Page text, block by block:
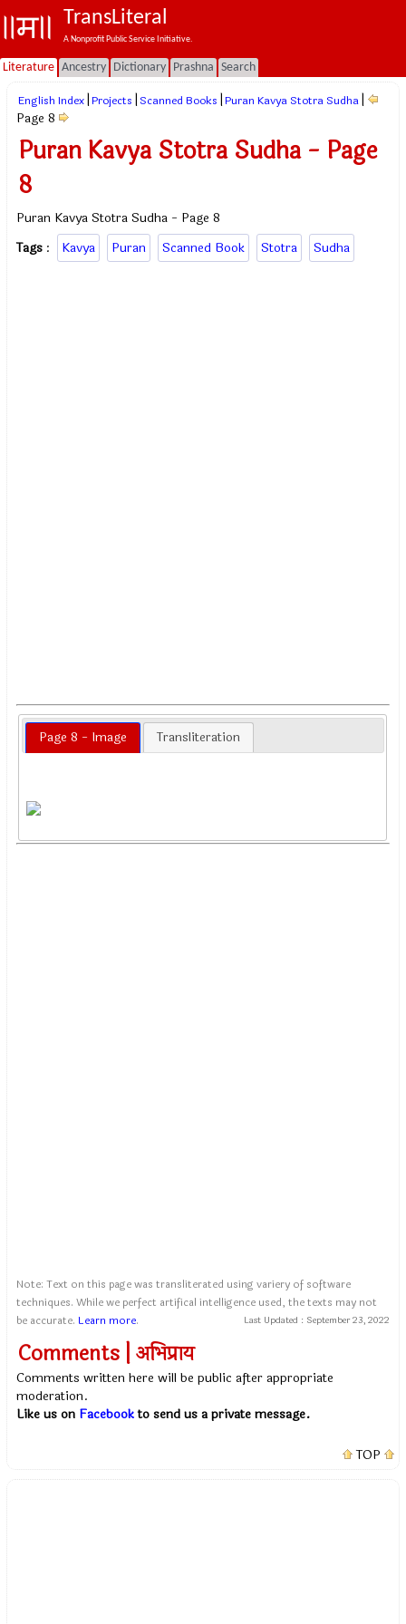
TransLiteral
A Nonprofit Public Service Initiative.
Literature Ancestry Dictionary Prashna Search
English Index Projects Scanned Books Puran Kavya Stotra Sudha
Page 8
Puran Kavya Stotra Sudha - Page
8
Puran Kavya Stotra Sudha - Page 8
Tags : Kavya Puran Scanned Book Stotra Sudha
Page 8 - Image Transliteration
Note: Text on this page was transliterated using variery of software
techniques. While we perfect artifical intelligence used, the texts may not
be accurate. Learn more. Last Updated : September 23, 2022
Comments | अभिप्राय
Comments written here will be public after appropriate
moderation.
Like us on Facebookto send us a private message.
TOP